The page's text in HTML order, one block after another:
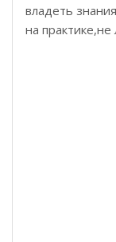
владеть
на